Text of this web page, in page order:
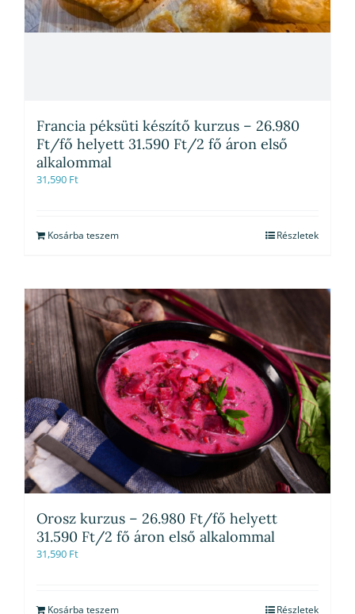
Francia péksüti készítő kurzus – 26.980
Ft/fő helyett 31.590 Ft/2 fő áron első
alkalommal
31,590 Ft
Kosárba teszem Részletek
Orosz kurzus – 26.980 Ft/fő helyett
31.590 Ft/2 fő áron első alkalommal
31,590 Ft
Kosárba teszem Részletek